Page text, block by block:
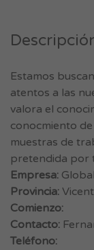
Estamos
atentos a las
valora el
conocmiento
muestras de
pretendida por
Empresa:
Provincia:
Comienzo:
Contacto:
Teléfono: